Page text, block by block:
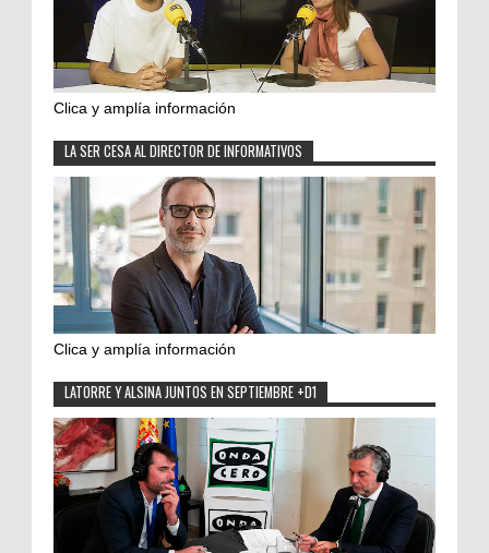
Clica y amplía información
LA SER CESA AL DIRECTOR DE INFORMATIVOS
Clica y amplía información
LATORRE Y ALSINA JUNTOS EN SEPTIEMBRE +D1